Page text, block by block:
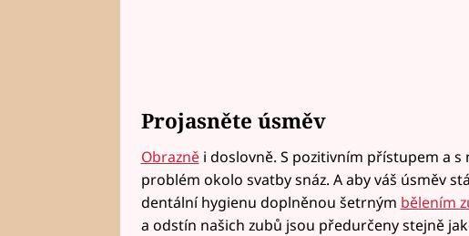
Projasněte úsměv
Obrazněi doslovně. S pozitivním přístupem a s
problém okolo svatby snáz. A aby váš úsměv
dentální hygienu doplněnou šetrným bělením
a odstín našich zubů jsou předurčeny stejně